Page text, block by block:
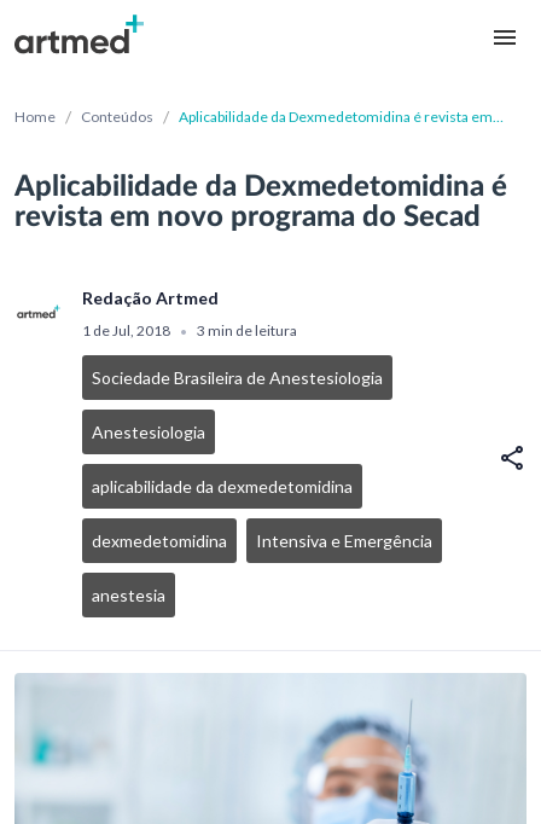
Home / Conteúdos / Aplicabilidade da Dexmedetomidina é revista em
Aplicabilidade da Dexmedetomidina é
revista em novo programa do Secad
Redação Artmed
1 de Jul, 2018 • 3 min de leitura
Sociedade Brasileira de Anestesiologia
Anestesiologia
aplicabilidade da dexmedetomidina
dexmedetomidina Intensiva e Emergência
anestesia